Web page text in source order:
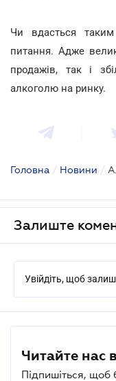
Чи вдасться
питання. Адже
продажів, так і
алкоголю на ринку.
Головна / Новини /
Залиште
Увійдіть, щоб
Читайте нас
Підпишіться, щоб